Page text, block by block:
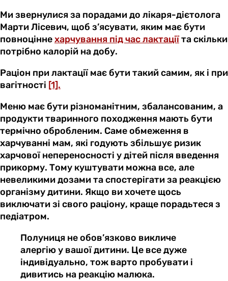
Ми звернулися за порадами до лікаря-дієтолога
Марти Лісевич, щоб з’ясувати, яким має бути
повноціннехарчування під час лактаціїта скільки
потрібно калорій на добу.
Раціон при лактації має бути такий самим, як і при
вагітності [1].
Меню має бути різноманітним, збалансованим, а
продукти тваринного походження мають бути
термічно обробленим. Саме обмеження в
харчуванні мам, які годують збільшує ризик
харчової непереносності у дітей після введення
прикорму. Тому куштувати можна все, але
невеликими дозами та спостерігати за реакцією
організму дитини. Якщо ви хочете щось
виключати зі свого раціону, краще порадьтеся з
педіатром.
Полуниця не обов’язково викличе
алергію у вашої дитини. Це все дуже
індивідуально, тож варто пробувати і
дивитись на реакцію малюка.